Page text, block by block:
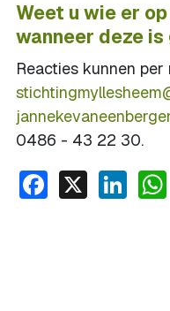
Weet u wie er
wanneer deze
Reacties kunnen per
0486 - 43 22 30.
Facebook
X